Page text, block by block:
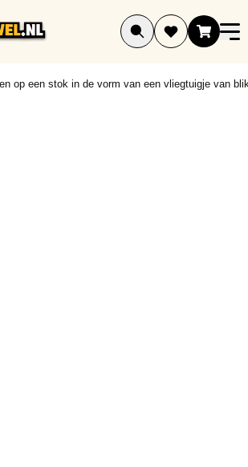
op een stok in de vorm van een vliegtuigje van